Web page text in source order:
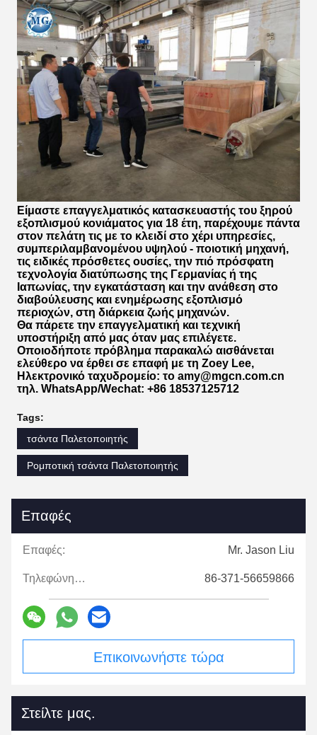
Είμαστε επαγγελματικός κατασκευαστής του ξηρού
εξοπλισμού κονιάματος για 18 έτη, παρέχουμε πάντα
στον πελάτη τις με το κλειδί στο χέρι υπηρεσίες,
συμπεριλαμβανομένου υψηλού - ποιοτική μηχανή,
τις ειδικές πρόσθετες ουσίες, την πιό πρόσφατη
τεχνολογία διατύπωσης της Γερμανίας ή της
Ιαπωνίας, την εγκατάσταση και την ανάθεση στο
διαβούλευσης και ενημέρωσης εξοπλισμό
περιοχών, στη διάρκεια ζωής μηχανών.
Θα πάρετε την επαγγελματική και τεχνική
υποστήριξη από μας όταν μας επιλέγετε.
Οποιοδήποτε πρόβλημα παρακαλώ αισθάνεται
ελεύθερο να έρθει σε επαφή με τη Zoey Lee,
Ηλεκτρονικό ταχυδρομείο: το amy@mgcn.com.cn
τηλ. WhatsApp/Wechat: +86 18537125712
Tags:
τσάντα Παλετοποιητής
Ρομποτική τσάντα Παλετοποιητής
Επαφές
Επαφές: Mr. Jason Liu
Τηλεφώνημα: 86-371-56659866
Επικοινωνήστε τώρα
Στείλτε μας.